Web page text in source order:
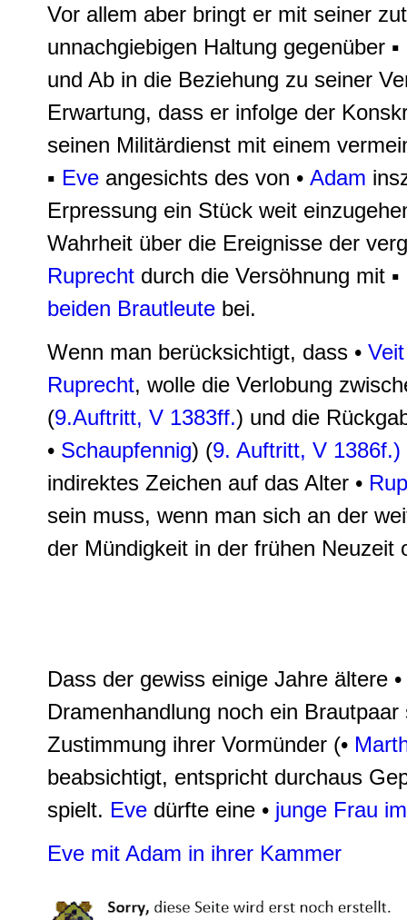
Vor allem aber bringt er mit seiner
unnachgiebigen Haltung gegenüber ▪
und Ab in die Beziehung zu seiner
Erwartung, dass er infolge der
seinen Militärdienst mit einem
▪ Eve angesichts des von • Adam
Erpressung ein Stück weit
Wahrheit über die Ereignisse der
Ruprecht durch die Versöhnung mit ▪
beiden Brautleute bei.
Wenn man berücksichtigt, dass •
Ruprecht, wolle die Verlobung
(9.Auftritt, V 1383ff.) und die
• Schaupfennig) (9. Auftritt, V 1386f.)
indirektes Zeichen auf das Alter •
sein muss, wenn man sich an der
der Mündigkeit in der frühen Neuzeit
Dass der gewiss einige Jahre ältere •
Dramenhandlung noch ein
Zustimmung ihrer Vormünder (•
beabsichtigt, entspricht durchaus
spielt. Eve dürfte eine • junge Frau
Eve mit Adam in ihrer Kammer